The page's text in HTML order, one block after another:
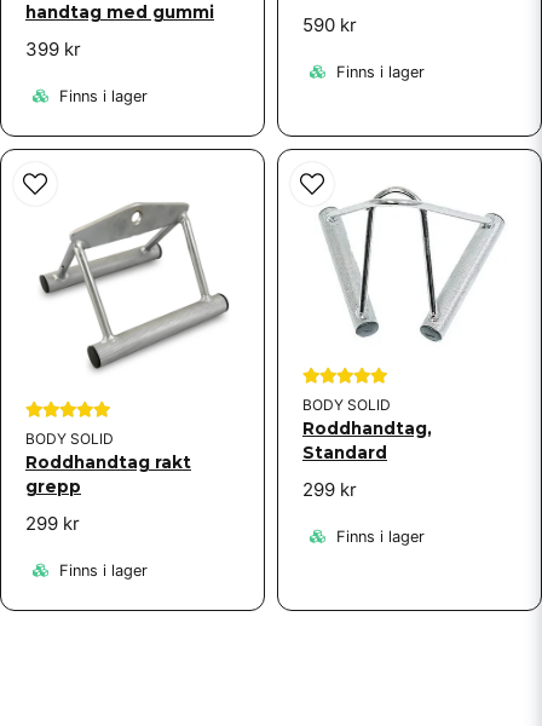
handtag med gummi
399 kr
Finns i lager
590 kr
Finns i lager
BODY SOLID
Roddhandtag rakt
grepp
299 kr
Finns i lager
BODY SOLID
Roddhandtag,
Standard
299 kr
Finns i lager